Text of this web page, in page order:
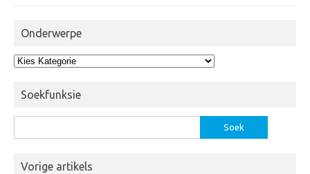
Onderwerpe
Onderwerpe
Soekfunksie
vir:
Vorige artikels